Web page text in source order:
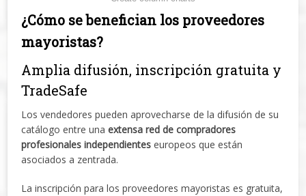
¿Cómo se benefician los proveedores
mayoristas?
Amplia difusión, inscripción gratuita y
TradeSafe
Los vendedores pueden aprovecharse de la difusión de su
catálogo entre unaextensa red de compradores
profesionales independientes europeos que están
asociados a zentrada.
La inscripción para los proveedores mayoristas es gratuita,